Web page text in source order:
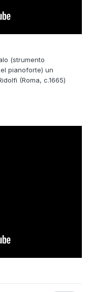
(strumento
pianoforte) un
(Roma, c.1665)